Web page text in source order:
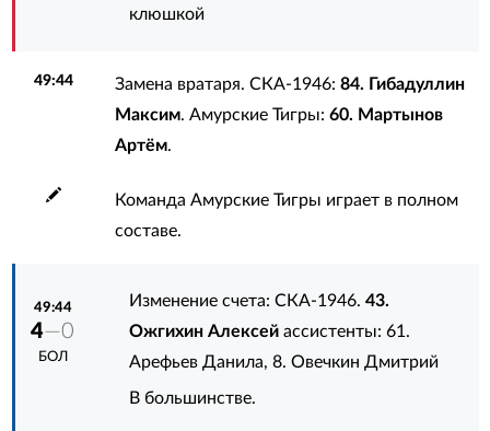
клюшкой
49:44 Замена вратаря. СКА-1946: 84. Гибадуллин
Максим. Амурские Тигры: 60. Мартынов
Артём.
Команда Амурские Тигры играет в полном
составе.
49:44
4—0
БОЛ
Изменение счета: СКА-1946.43.
Ожгихин Алексей ассистенты:61.
Арефьев Данила,8. Овечкин Дмитрий
В большинстве.